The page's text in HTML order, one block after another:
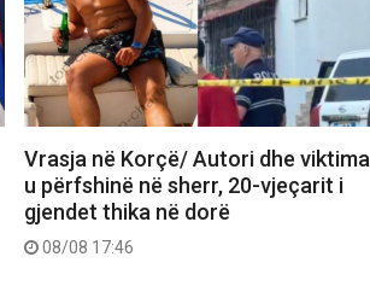
Vrasja në Korçë/ Autori dhe viktima
u përfshinë në sherr, 20-vjeçarit i
gjendet thika në dorë
08/08 17:46